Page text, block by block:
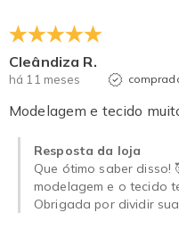
Cleândiza R.
há 11 meses
Modelagem e tecido
Resposta da loja
Que ótimo saber disso!
modelagem e o tecido
Obrigada por dividir